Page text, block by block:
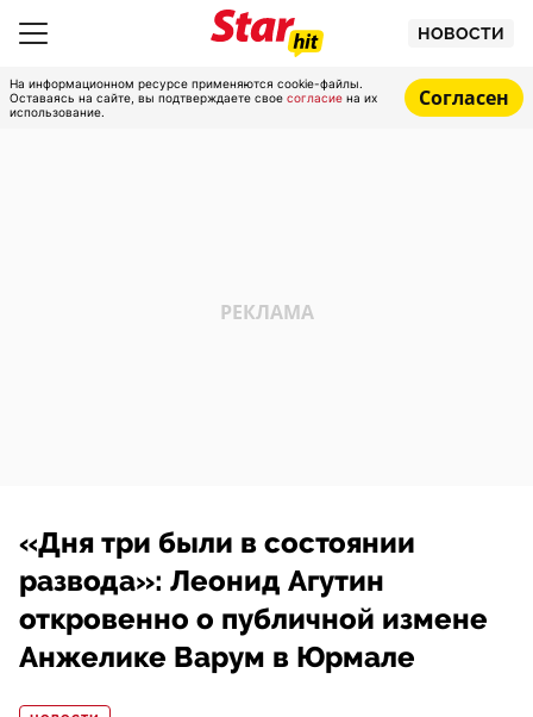
НОВОСТИ
На информационном ресурсе применяются cookie-файлы.
Оставаясь на сайте, вы подтверждаете свое согласие на их
использование.
Согласен
«Дня три были в состоянии
развода»: Леонид Агутин
откровенно о публичной измене
Анжелике Варум в Юрмале